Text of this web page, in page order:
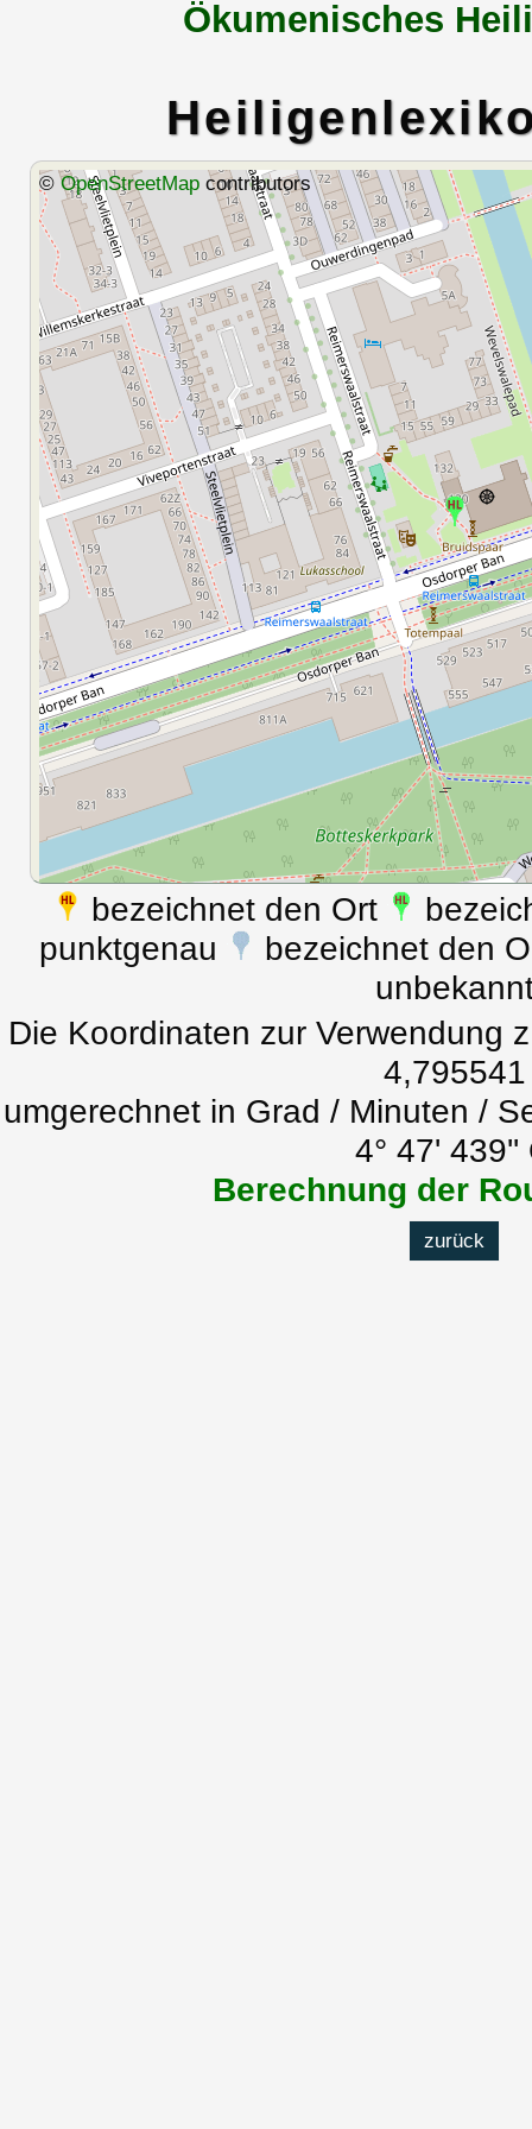
Ökumenisches
©OpenStreetMapcontributors
bezeichnet den Ort
punktgenau
bezeichnet den
Die Koordinaten zur Verwendung
4,795541
umgerechnet in Grad / Minuten /
4° 47' 439''
Berechnung der